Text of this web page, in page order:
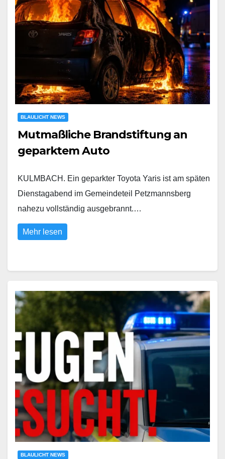
BLAULICHT NEWS
Mutmaßliche Brandstiftung an
geparktem Auto
KULMBACH. Ein geparkter Toyota Yaris ist am späten
Dienstagabend im Gemeindeteil Petzmannsberg
nahezu vollständig ausgebrannt.…
Mehr lesen
BLAULICHT NEWS